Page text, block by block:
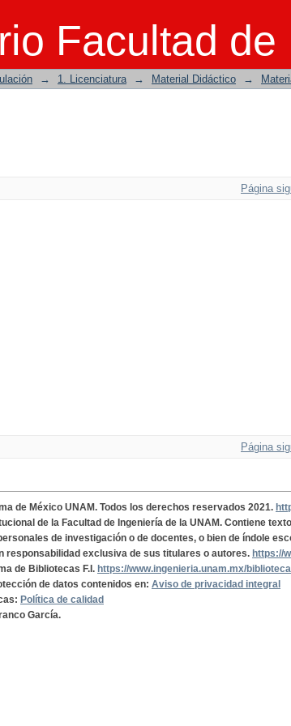
Facultad
→ 1. Licenciatura → Material Didáctico →
Página
Página
de México UNAM. Todos los derechos reservados 2021.
de la Facultad de Ingeniería de la UNAM. Contiene
de investigación o de docentes, o bien de índole
responsabilidad exclusiva de sus titulares o autores. https://
de Bibliotecas F.I. https://www.ingenieria.unam.mx/
de datos contenidos en: Aviso de privacidad integral
Política de calidad
García.